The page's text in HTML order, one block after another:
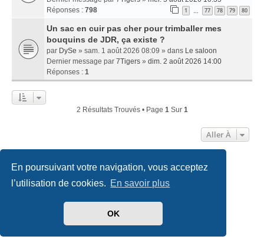
En poursuivant votre navigation, vous acceptez
l’utilisation de cookies. En savoir plus
OK
Réponses : 798 1 77 78 79 80
Un sac en cuir pas cher pour trimballer mes
bouquins de JDR, ça existe ?
par DySe » sam. 1 août 2026 08:09 » dans Le saloon
Dernier message par 7Tigers » dim. 2 août 2026 14:00
Réponses : 1
2 Résultats Trouvés • Page 1Sur 1
Aller À
Accueil Index du forum Nous contacter
phpBB-fr.com
created by INVENTEA & v12mike
Conditions